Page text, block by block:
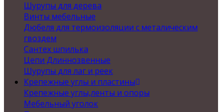
Шурупы для дерева
Винты мебельные
Дюбеля для термоизоляции с металическим
гвоздем
Сантех шпилька
Цепи Длиннозвенные
Шурупы для лаг и реек
Крепежные углы и пластины
Крепежные углы,ленты и опоры
Мебельный уголок